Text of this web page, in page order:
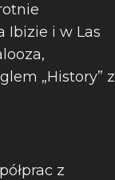
Ibizie i w Las
„History” z
z